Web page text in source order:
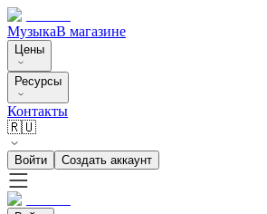
МузыкаВ магазине
Цены
Ресурсы
Контакты
🇷🇺
Войти Создать аккаунт